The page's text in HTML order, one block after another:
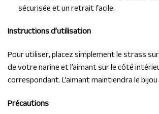
sécurisée et un retrait facile.
Instructions d’utilisation
Pour utiliser, placez simplement le strass
de votre narine et l’aimant sur le côté
correspondant. L’aimant maintiendra le bijou
Précautions